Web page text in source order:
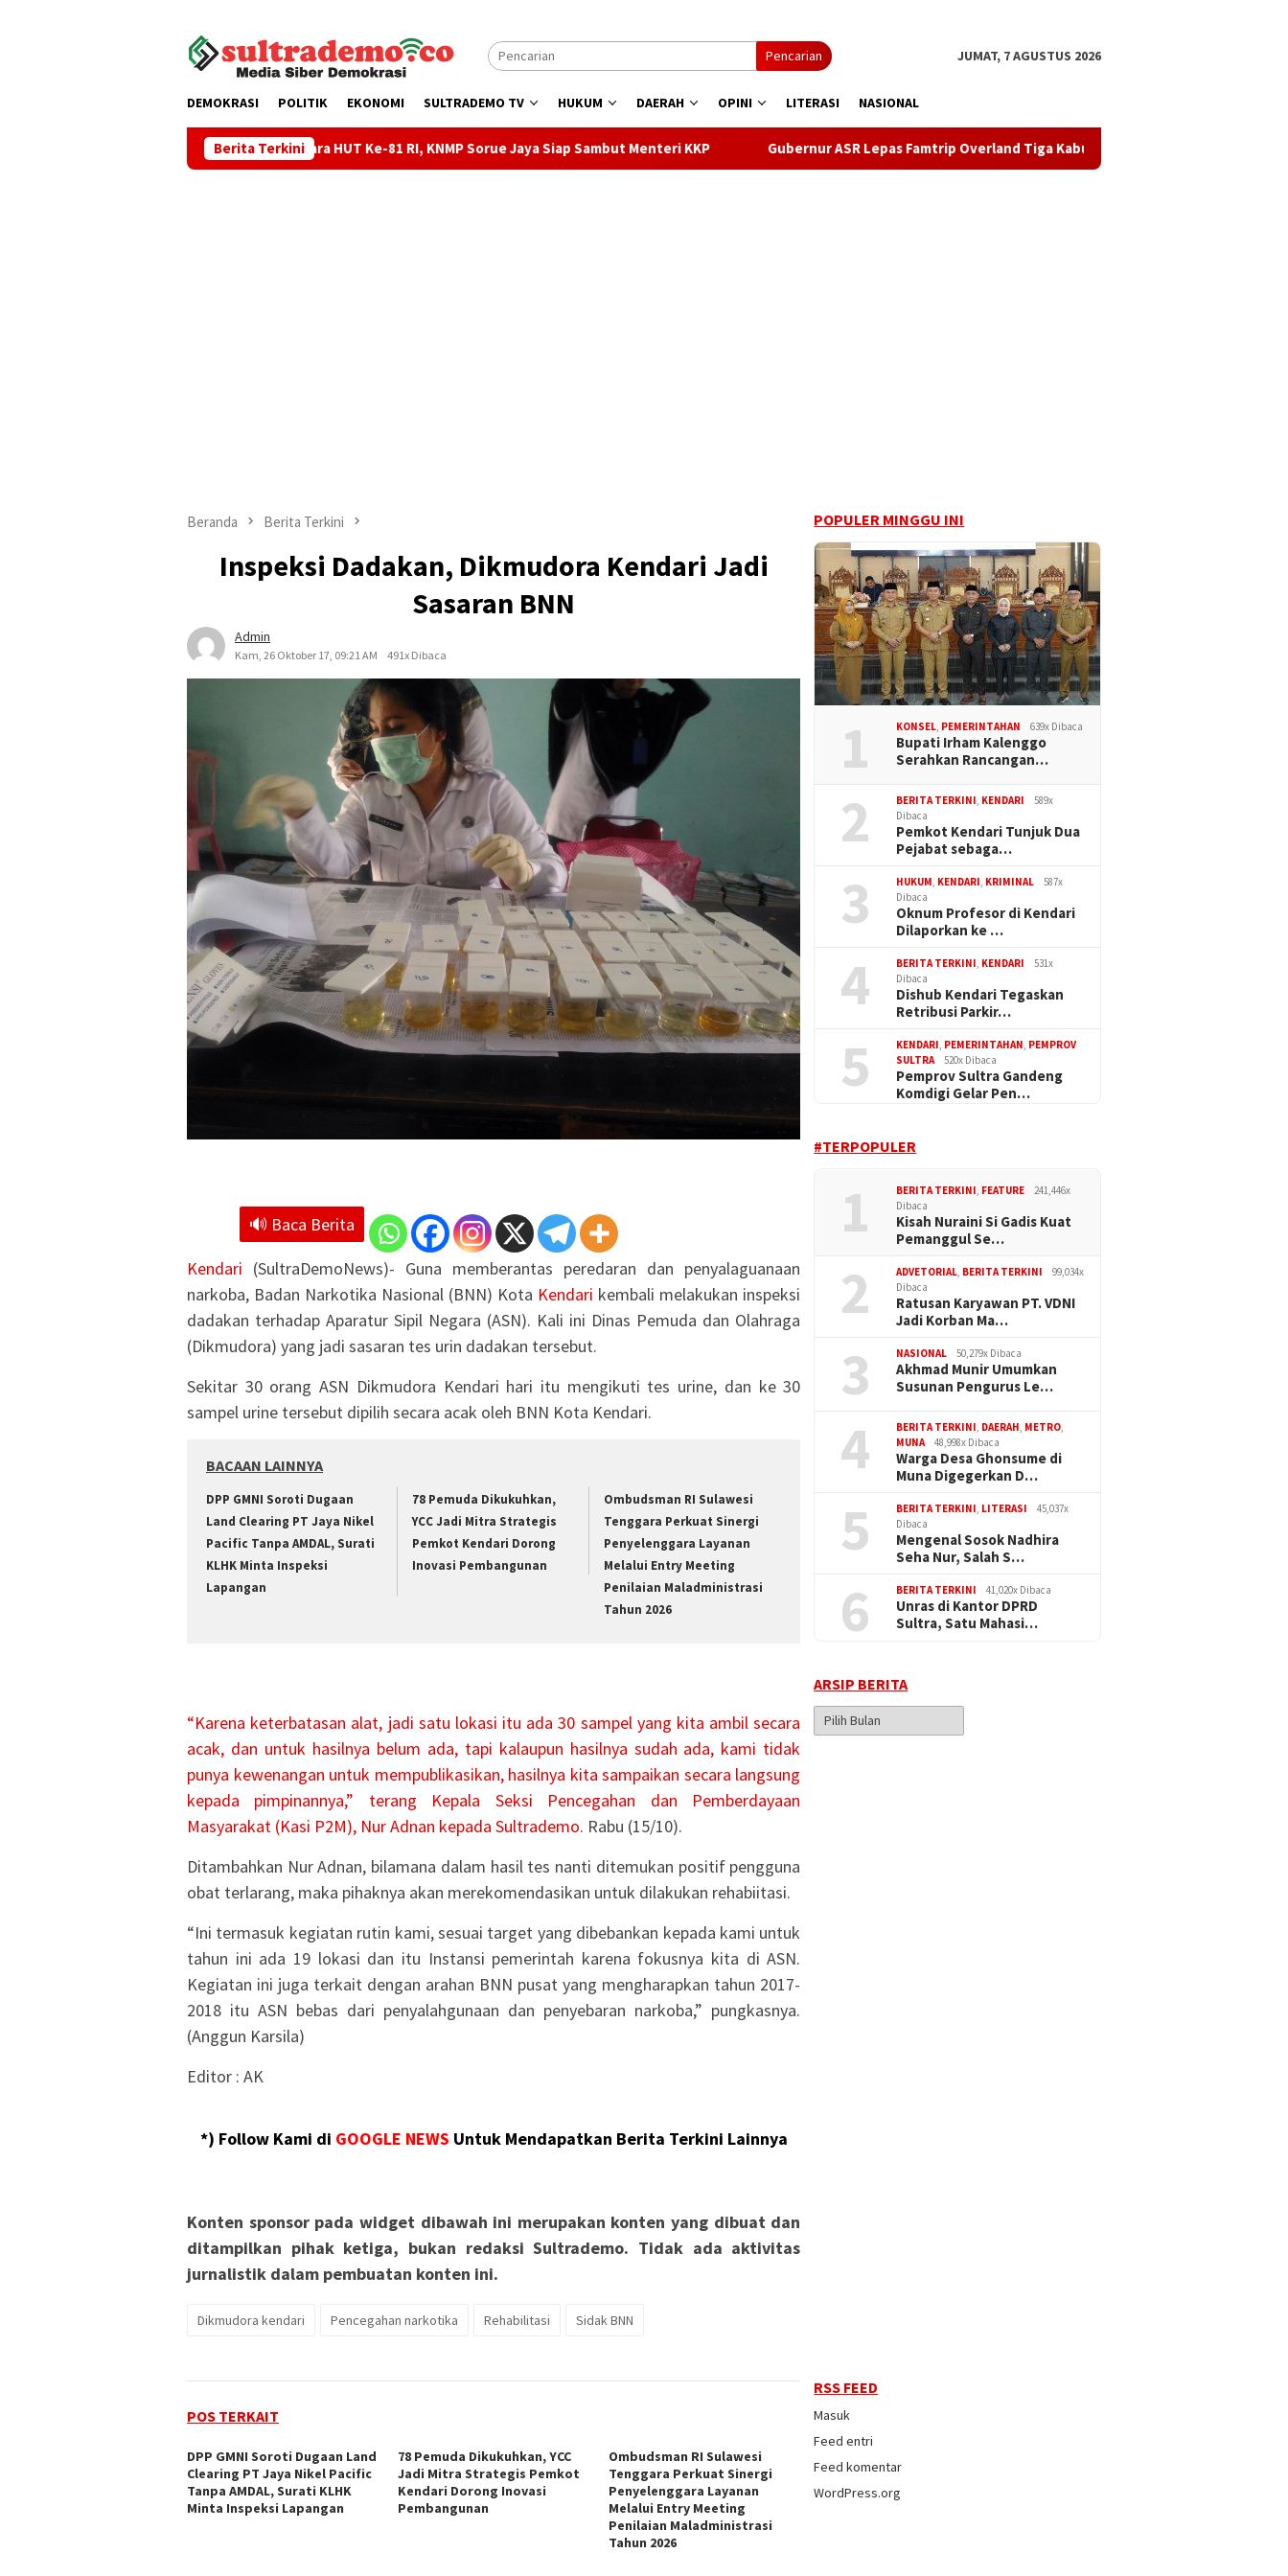
Pencarian JUMAT, 7 AGUSTUS 2026
DEMOKRASI POLITIK EKONOMI SULTRADEMO TV HUKUM DAERAH OPINI LITERASI NASIONAL
Berita Terkini
Matangkan Persiapan Upacara HUT Ke-81 RI, KNMP Sorue Jaya Siap Sambut Menteri KKP Gubernur ASR Lepas Famtrip Overland Tiga Kabupaten, Angkat Potensi Wisata Daratan
Beranda Berita Terkini
Inspeksi Dadakan, Dikmudora Kendari Jadi
Sasaran BNN
Admin
Kam, 26 Oktober 17, 09:21 AM 491x Dibaca
🔊 Baca Berita
Kendari (SultraDemoNews)- Guna memberantas peredaran dan penyalaguanaan
narkoba, Badan Narkotika Nasional (BNN) Kota Kendari kembali melakukan inspeksi
dadakan terhadap Aparatur Sipil Negara (ASN). Kali ini Dinas Pemuda dan Olahraga
(Dikmudora) yang jadi sasaran tes urin dadakan tersebut.
Sekitar 30 orang ASN Dikmudora Kendari hari itu mengikuti tes urine, dan ke 30
sampel urine tersebut dipilih secara acak oleh BNN Kota Kendari.
BACAAN LAINNYA
DPP GMNI Soroti Dugaan
Land Clearing PT Jaya Nikel
Pacific Tanpa AMDAL, Surati
KLHK Minta Inspeksi
Lapangan
78 Pemuda Dikukuhkan,
YCC Jadi Mitra Strategis
Pemkot Kendari Dorong
Inovasi Pembangunan
Ombudsman RI Sulawesi
Tenggara Perkuat Sinergi
Penyelenggara Layanan
Melalui Entry Meeting
Penilaian Maladministrasi
Tahun 2026
“Karena keterbatasan alat, jadi satu lokasi itu ada 30 sampel yang kita ambil secara
acak, dan untuk hasilnya belum ada, tapi kalaupun hasilnya sudah ada, kami tidak
punya kewenangan untuk mempublikasikan, hasilnya kita sampaikan secara langsung
kepada pimpinannya,” terang Kepala Seksi Pencegahan dan Pemberdayaan
Masyarakat (Kasi P2M), Nur Adnan kepada Sultrademo. Rabu (15/10).
Ditambahkan Nur Adnan, bilamana dalam hasil tes nanti ditemukan positif pengguna
obat terlarang, maka pihaknya akan merekomendasikan untuk dilakukan rehabiitasi.
“Ini termasuk kegiatan rutin kami, sesuai target yang dibebankan kepada kami untuk
tahun ini ada 19 lokasi dan itu Instansi pemerintah karena fokusnya kita di ASN.
Kegiatan ini juga terkait dengan arahan BNN pusat yang mengharapkan tahun 2017-
2018 itu ASN bebas dari penyalahgunaan dan penyebaran narkoba,” pungkasnya.
(Anggun Karsila)
Editor : AK
*) Follow Kami di GOOGLE NEWS Untuk Mendapatkan Berita Terkini Lainnya
Konten sponsor pada widget dibawah ini merupakan konten yang dibuat dan
ditampilkan pihak ketiga, bukan redaksi Sultrademo. Tidak ada aktivitas
jurnalistik dalam pembuatan konten ini.
Dikmudora kendari Pencegahan narkotika Rehabilitasi Sidak BNN
POS TERKAIT
DPP GMNI Soroti Dugaan Land
Clearing PT Jaya Nikel Pacific
Tanpa AMDAL, Surati KLHK
Minta Inspeksi Lapangan
78 Pemuda Dikukuhkan, YCC
Jadi Mitra Strategis Pemkot
Kendari Dorong Inovasi
Pembangunan
Ombudsman RI Sulawesi
Tenggara Perkuat Sinergi
Penyelenggara Layanan
Melalui Entry Meeting
Penilaian Maladministrasi
Tahun 2026
POPULER MINGGU INI
1 KONSEL PEMERINTAHAN 639x Dibaca
Bupati Irham Kalenggo
Serahkan Rancangan…
2 BERITA TERKINI KENDARI
589x
Dibaca
Pemkot Kendari Tunjuk Dua
Pejabat sebaga…
3 HUKUM KENDARI KRIMINAL
587x
Dibaca
Oknum Profesor di Kendari
Dilaporkan ke …
4 BERITA TERKINI KENDARI
531x
Dibaca
Dishub Kendari Tegaskan
Retribusi Parkir…
5 KENDARI PEMERINTAHAN PEMPROV
SULTRA
520x Dibaca
Pemprov Sultra Gandeng
Komdigi Gelar Pen…
#TERPOPULER
1 BERITA TERKINI FEATURE
241,446x
Dibaca
Kisah Nuraini Si Gadis Kuat
Pemanggul Se…
2 ADVETORIAL BERITA TERKINI
99,034x
Dibaca
Ratusan Karyawan PT. VDNI
Jadi Korban Ma…
3 NASIONAL 50,279x Dibaca
Akhmad Munir Umumkan
Susunan Pengurus Le…
4 BERITA TERKINI DAERAH METRO
MUNA
48,998x Dibaca
Warga Desa Ghonsume di
Muna Digegerkan D…
5 BERITA TERKINI LITERASI
45,037x
Dibaca
Mengenal Sosok Nadhira
Seha Nur, Salah S…
6 BERITA TERKINI 41,020x Dibaca
Unras di Kantor DPRD
Sultra, Satu Mahasi…
ARSIP BERITA
Arsip
Berita
RSS FEED
Masuk
Feed entri
Feed komentar
WordPress.org